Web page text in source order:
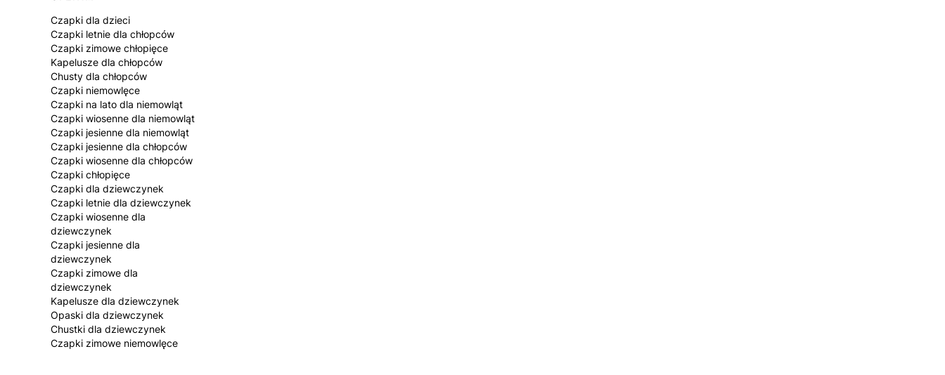
Czapki dla dzieci
Czapki letnie dla chłopców
Czapki zimowe chłopięce
Kapelusze dla chłopców
Chusty dla chłopców
Czapki niemowlęce
Czapki na lato dla niemowląt
Czapki wiosenne dla niemowląt
Czapki jesienne dla niemowląt
Czapki jesienne dla chłopców
Czapki wiosenne dla chłopców
Czapki chłopięce
Czapki dla dziewczynek
Czapki letnie dla dziewczynek
Czapki wiosenne dla
dziewczynek
Czapki jesienne dla
dziewczynek
Czapki zimowe dla
dziewczynek
Kapelusze dla dziewczynek
Opaski dla dziewczynek
Chustki dla dziewczynek
Czapki zimowe niemowlęce